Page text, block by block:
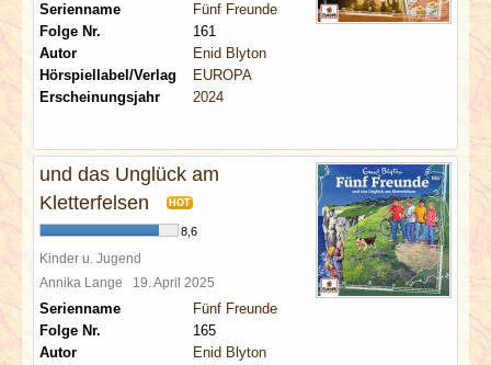
Serienname
Fünf Freunde
Folge Nr.
161
Autor
Enid Blyton
Hörspiellabel/Verlag
EUROPA
Erscheinungsjahr
2024
und das Unglück am
Kletterfelsen
HOT
8,6
Kinder u. Jugend
Annika Lange 19. April 2025
Serienname
Fünf Freunde
Folge Nr.
165
Autor
Enid Blyton